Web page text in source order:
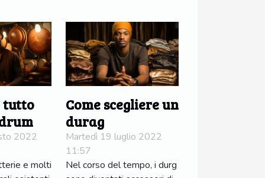
tutto
2022
e molti
Come scegliere un
durag
Martedì 19 luglio 2022
11:57
Nel corso del tempo, i durg